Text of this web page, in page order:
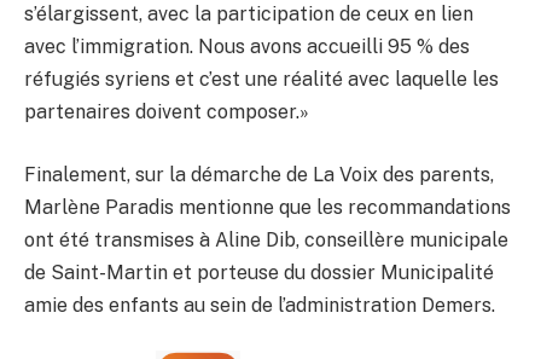
s’élargissent, avec la participation de ceux en lien
avec l’immigration. Nous avons accueilli 95 % des
réfugiés syriens et c’est une réalité avec laquelle les
partenaires doivent composer.»
Finalement, sur la démarche de La Voix des parents,
Marlène Paradis mentionne que les recommandations
ont été transmises à Aline Dib, conseillère municipale
de Saint-Martin et porteuse du dossier Municipalité
amie des enfants au sein de l’administration Demers.